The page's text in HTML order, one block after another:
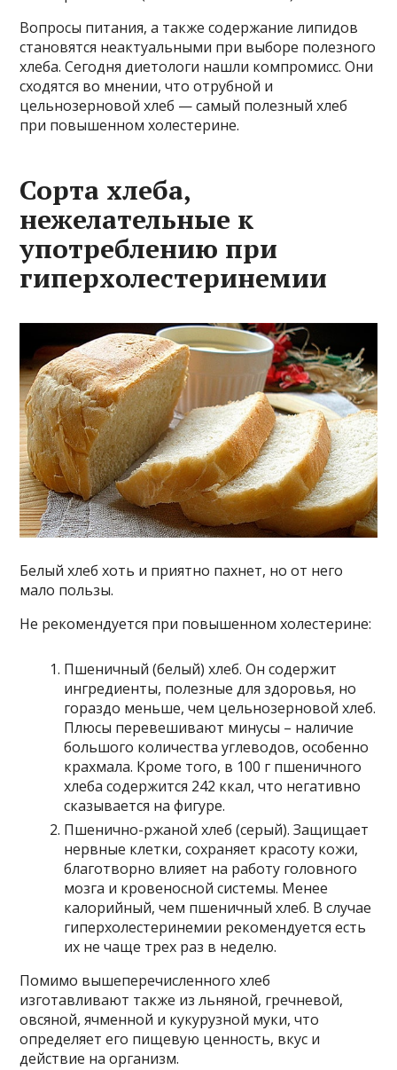
Вопросы питания, а также содержание липидов
становятся неактуальными при выборе полезного
хлеба. Сегодня диетологи нашли компромисс. Они
сходятся во мнении, что отрубной и
цельнозерновой хлеб — самый полезный хлеб
при повышенном холестерине.
Сорта хлеба,
нежелательные к
употреблению при
гиперхолестеринемии
Белый хлеб хоть и приятно пахнет, но от него
мало пользы.
Не рекомендуется при повышенном холестерине:
Пшеничный (белый) хлеб. Он содержит
ингредиенты, полезные для здоровья, но
гораздо меньше, чем цельнозерновой хлеб.
Плюсы перевешивают минусы – наличие
большого количества углеводов, особенно
крахмала. Кроме того, в 100 г пшеничного
хлеба содержится 242 ккал, что негативно
сказывается на фигуре.
Пшенично-ржаной хлеб (серый). Защищает
нервные клетки, сохраняет красоту кожи,
благотворно влияет на работу головного
мозга и кровеносной системы. Менее
калорийный, чем пшеничный хлеб. В случае
гиперхолестеринемии рекомендуется есть
их не чаще трех раз в неделю.
Помимо вышеперечисленного хлеб
изготавливают также из льняной, гречневой,
овсяной, ячменной и кукурузной муки, что
определяет его пищевую ценность, вкус и
действие на организм.